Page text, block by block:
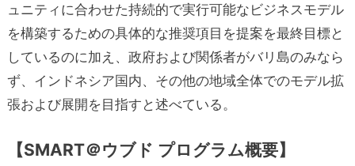
ュニティに合わせた持続的で実行可能なビジネスモデル
を構築するための具体的な推奨項目を提案を最終目標と
しているのに加え、政府および関係者がバリ島のみなら
ず、インドネシア国内、その他の地域全体でのモデル拡
張および展開を目指すと述べている。
【SMART＠ウブド プログラム概要】